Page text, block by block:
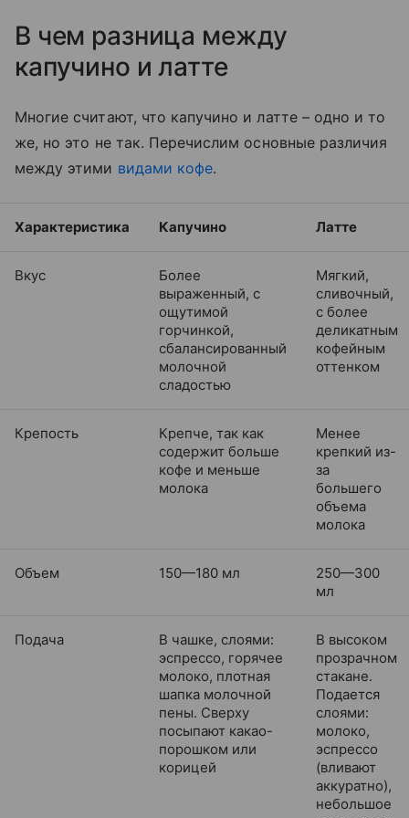
В чем разница между
капучино и латте
Многие считают, что капучино и латте – одно и то
же, но это не так. Перечислим основные различия
между этими видами кофе.
Характеристика Капучино Латте
Вкус
Более
выраженный, с
ощутимой
горчинкой,
сбалансированный
молочной
сладостью
Мягкий,
сливочный,
с более
деликатным
кофейным
оттенком
Крепость
Крепче, так как
содержит больше
кофе и меньше
молока
Менее
крепкий из-
за
большего
объема
молока
Объем 150—180 мл
250—300
мл
Подача
В чашке, слоями:
эспрессо, горячее
молоко, плотная
шапка молочной
пены. Сверху
посыпают какао-
порошком или
корицей
В высоком
прозрачном
стакане.
Подается
слоями:
молоко,
эспрессо
(вливают
аккуратно),
небольшое